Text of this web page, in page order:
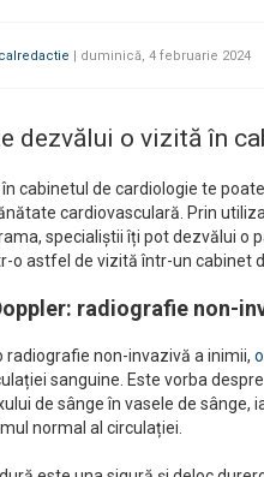
| duminică, 4 februarie 2024
dezvălui o vizită în
cabinetul de cardiologie te
cardiovasculară. Prin
specialiștii îți pot dezvălui o
o astfel de vizită într-un cabinet
radiografie non-
radiografie non-invazivă a inimii,
sanguine. Este vorba
de sânge în vasele de
normal al circulației.